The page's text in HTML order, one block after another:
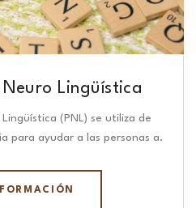
Lingüística​
(PNL) se utiliza de
para ayudar a las personas a.